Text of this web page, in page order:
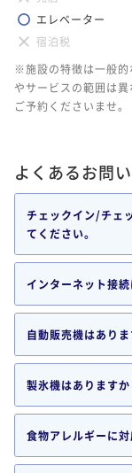
エレベーター
宿泊税
※施設の特徴は一般的
やサービスの範囲は
ご予約くださいませ。
よくあるお問
チェックイン/チェ
てください。
インターネット接
自動販売機はありま
製氷機はありますか
食物アレルギーに